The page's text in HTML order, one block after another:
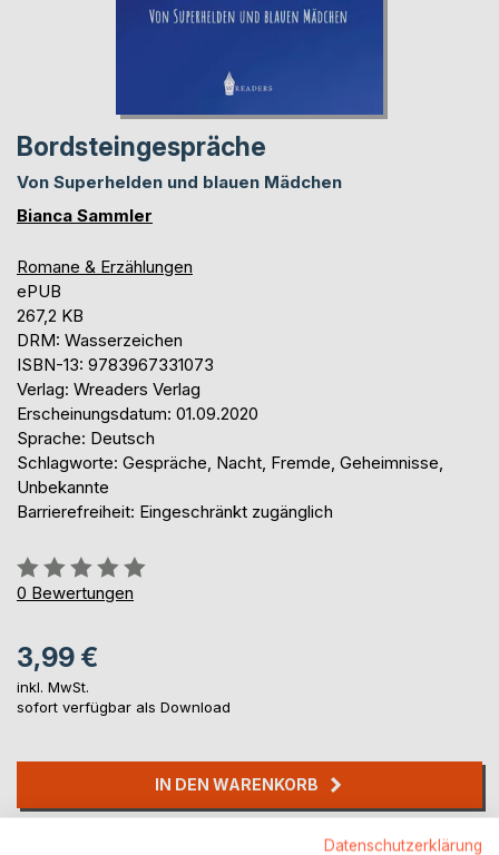
Bordsteingespräche
Von Superhelden und blauen Mädchen
Bianca Sammler
Romane & Erzählungen
ePUB
267,2 KB
DRM: Wasserzeichen
ISBN-13: 9783967331073
Verlag: Wreaders Verlag
Erscheinungsdatum: 01.09.2020
Sprache: Deutsch
Schlagworte: Gespräche, Nacht, Fremde, Geheimnisse,
Unbekannte
Barrierefreiheit: Eingeschränkt zugänglich
Bewertung::
0%
0 Bewertungen
3,99 €
inkl. MwSt.
sofort verfügbar als Download
IN DEN WARENKORB
Datenschutzerklärung